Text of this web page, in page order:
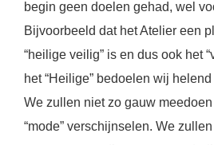
begin geen doelen gehad, wel
Bijvoorbeeld dat het Atelier een
“heilige veilig” is en dus ook het
het “Heilige” bedoelen wij
We zullen niet zo gauw
“mode” verschijnselen. We